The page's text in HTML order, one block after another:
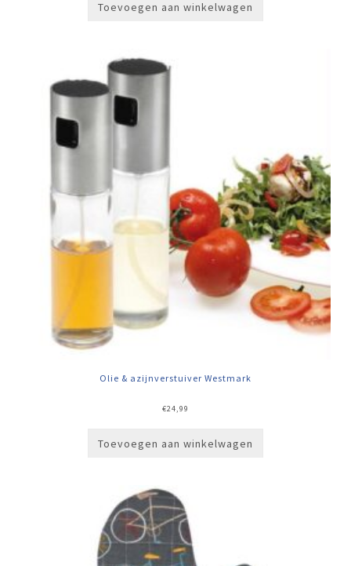
Toevoegen aan winkelwagen
Olie & azijnverstuiver Westmark
€24,99
Toevoegen aan winkelwagen